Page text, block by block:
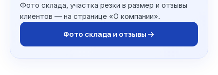
Фото склада, участка резки в размер и отзывы
клиентов — на странице «О компании».
Фото склада и отзывы